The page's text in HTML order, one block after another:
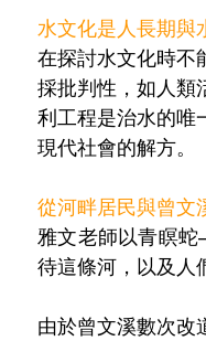
水文化是人長期與
在探討水文化時不
採批判性，如人類
利工程是治水的唯
現代社會的解方。
從河畔居民與曾文
雅文老師以青瞑
待這條河，以及人
由於曾文溪數次改